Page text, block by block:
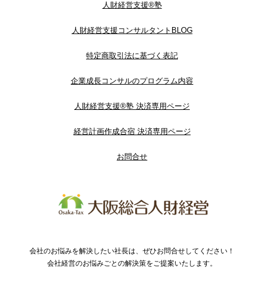
人財経営支援®︎塾
人財経営支援コンサルタントBLOG
特定商取引法に基づく表記
企業成長コンサルのプログラム内容
人財経営支援®︎塾 決済専用ページ
経営計画作成合宿 決済専用ページ
お問合せ
会社のお悩みを解決したい社長は、ぜひお問合せしてください！
会社経営のお悩みごとの解決策をご提案いたします。